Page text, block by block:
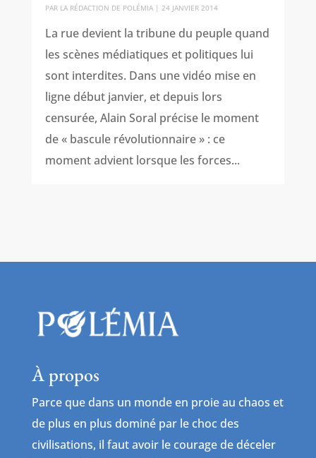
PAR LA RÉDACTION DE POLÉMIA| 24 JANVIER 2014
La rue devient la tribune du peuple quand
les scènes médiatiques et politiques lui
sont interdites. Dans une vidéo mise en
ligne début janvier, et depuis lors
censurée, Alain Soral précise le moment
de « bascule révolutionnaire » : ce
moment advient lorsque les forces...
À propos
Parce que dans un monde en proie au chaos et
de plus en plus dominé par le choc des
civilisations, il faut avoir le courage de déceler